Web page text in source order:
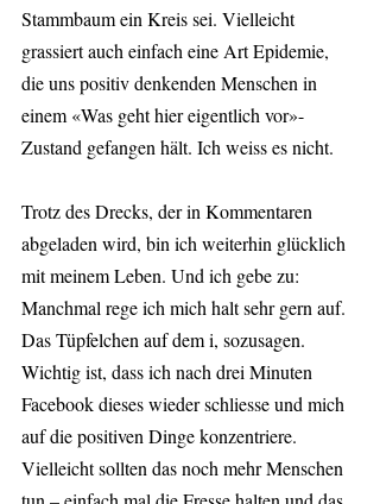
Stammbaum ein Kreis sei. Vielleicht
grassiert auch einfach eine Art Epidemie,
die uns positiv denkenden Menschen in
einem «Was geht hier eigentlich vor»-
Zustand gefangen hält. Ich weiss es nicht.
Trotz des Drecks, der in Kommentaren
abgeladen wird, bin ich weiterhin glücklich
mit meinem Leben. Und ich gebe zu:
Manchmal rege ich mich halt sehr gern auf.
Das Tüpfelchen auf dem i, sozusagen.
Wichtig ist, dass ich nach drei Minuten
Facebook dieses wieder schliesse und mich
auf die positiven Dinge konzentriere.
Vielleicht sollten das noch mehr Menschen